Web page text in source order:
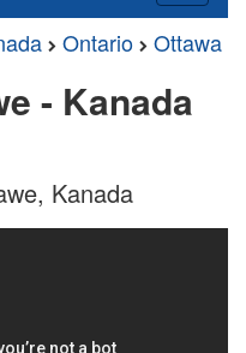
Ontario Ottawa
- Kanada
Kanada